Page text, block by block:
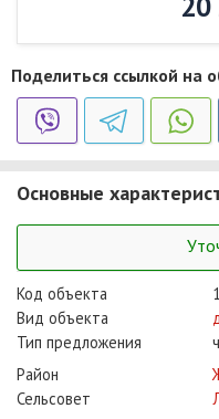
20
Поделиться ссылкой на
Основные
Код объекта
Вид объекта
Тип предложения
Район
Сельсовет